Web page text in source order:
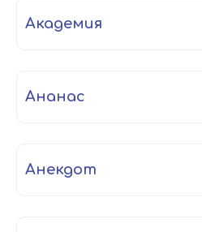
академия
ананас
анекдот